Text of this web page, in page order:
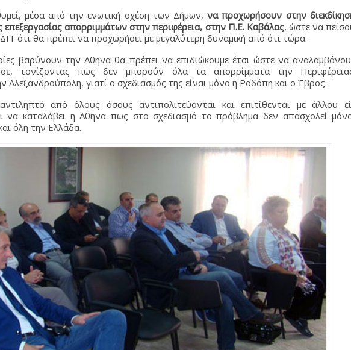
μέσα από την ενωτική σχέση των Δήμων,να προχωρήσουν στην
επεξεργασίας απορριμμάτων στην περιφέρεια, στην Π.Ε. Καβάλας, ώστε να
ότι θα πρέπει να προχωρήσει με μεγαλύτερη δυναμική από ότι τώρα.
βαρύνουν την Αθήνα θα πρέπει να επιδιώκουμε έτσι ώστε να
τονίζοντας πως δεν μπορούν όλα τα απορρίμματα την
Αλεξανδρούπολη, γιατί ο σχεδιασμός της είναι μόνο η Ροδόπη και ο Έβρος.
από όλους όσους αντιπολιτεύονται και επιτίθενται με άλλου
να καταλάβει η Αθήνα πως στο σχεδιασμό το πρόβλημα δεν απασχολεί
όλη την Ελλάδα.